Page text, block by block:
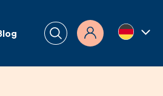
Anmelden